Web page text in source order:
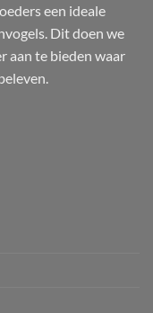
een ideale
Dit doen we
aan te bieden waar